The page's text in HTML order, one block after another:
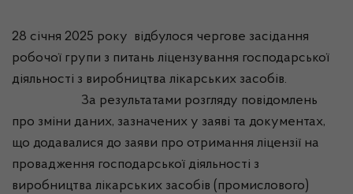
28 січня 2025 року відбулося чергове засідання
робочої групи з питань ліцензування господарської
діяльності з виробництва лікарських засобів.
За результатами розгляду повідомлень
про зміни даних, зазначених у заяві та документах,
що додавалися до заяви про отримання ліцензії на
провадження господарської діяльності з
виробництва лікарських засобів (промислового)